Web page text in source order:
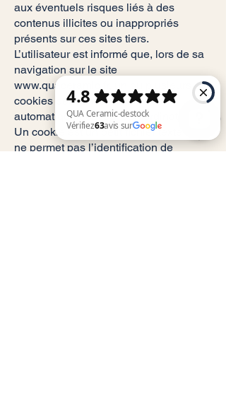
aux éventuels risques liés à des
contenus illicites ou inappropriés
présents sur ces sites tiers.
L’utilisateur est informé que, lors de sa
navigation sur le site
www.quaceramic.fr
cookies peuvent être installés
automatiquement sur son ordinateur.
Un cookie est un petit fichier texte qui
ne permet pas l’identification de